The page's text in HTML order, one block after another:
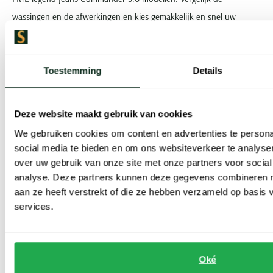
Toestemming Details
Deze website maakt gebruik van cookies
We gebruiken cookies om content en advertenties te
social media te bieden en om ons websiteverkeer te
over uw gebruik van onze site met onze partners voor
analyse. Deze partners kunnen deze gegevens combineren
aan ze heeft verstrekt of die ze hebben verzameld op basis
services.
Oké
wassingen en de afwerkingen en kies gemakkelijk en snel uw
favoriet met behulp van de filteropties aan de linkerzijde van deze
Tip: twijfelt u over het model jeans van PME Legend dat het beste
bij u past? Wij kennen het merk en de verschillende modellen
adviseren u graag. Neem gerust contact met ons op of kom bij ons
langs in de winkel: wij staan voor u klaar.
Aanbiedingen PME Legend spijkerbroeken
zo’n mooie jeans voor een lagere prijs in huis halen. Houd onze